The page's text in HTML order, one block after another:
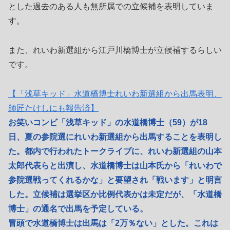
とした過去のある人も無所属での立候補を表明していま
す。
また、れいわ新選組から江戸川橋博士が立候補するらしい
です。
【「浅草キッド」水道橋博士れいわ新選組から出馬表明、
師匠たけしにも報告済】
お笑いコンビ「浅草キッド」の水道橋博士（59）が18
日、夏の参院選にれいわ新選組から出馬することを表明し
た。都内で行われたトークライブに、れいわ新選組の山本
太郎代表らと出演し、水道橋博士は山本氏から「れいわで
参院選戦ってくれるかな」と要望され「戦います」と明言
した。立候補は選挙区か比例代表かは未定だが、「水道橋
博士」の通名で出馬を予定している。
冒頭で水道橋博士は出馬は「2万％ない」とした。これは